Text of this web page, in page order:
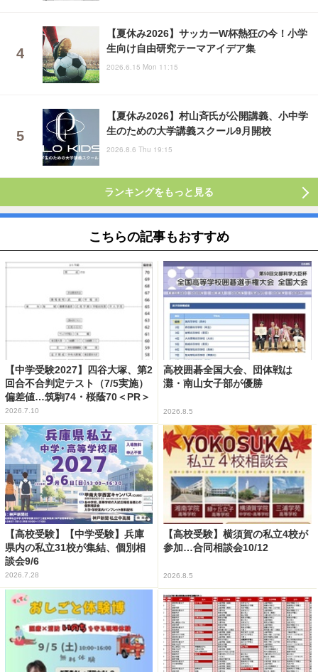
【夏休み2026】サッカーW杯熱狂の今！小学
生向け自由研究テーマアイデア集
2026.6.15 Mon 11:15
【夏休み2026】村山斉氏が公開講義、小中学
生のための大学講義スクール9月開校
2026.8.6 Thu 19:15
ランキングをもっと見る
こちらの記事もおすすめ
【中学受験2027】四谷大塚、第2
回合不合判定テスト（7/5実施）
偏差値…筑駒74・桜蔭70＜PR＞
2026.7.10
高校囲碁全国大会、団体戦は
灘・南山女子部が優勝
2026.8.5
【高校受験】【中学受験】兵庫
県内の私立31校が集結、個別相
談会9/6
2026.7.28
【高校受験】横須賀の私立4校が
参加…合同相談会10/12
2026.8.5